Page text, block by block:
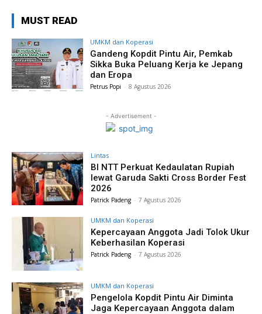
MUST READ
UMKM dan Koperasi
Gandeng Kopdit Pintu Air, Pemkab
Sikka Buka Peluang Kerja ke Jepang
dan Eropa
Petrus Popi - 8 Agustus 2026
- Advertisement -
Lintas
BI NTT Perkuat Kedaulatan Rupiah
lewat Garuda Sakti Cross Border Fest
2026
Patrick Padeng - 7 Agustus 2026
UMKM dan Koperasi
Kepercayaan Anggota Jadi Tolok Ukur
Keberhasilan Koperasi
Patrick Padeng - 7 Agustus 2026
UMKM dan Koperasi
Pengelola Kopdit Pintu Air Diminta
Jaga Kepercayaan Anggota dalam